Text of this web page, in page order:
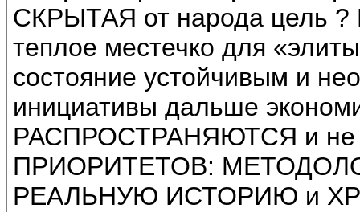
СКРЫТАЯ от народа цель ?
теплое местечко для
состояние устойчивым и
инициативы дальше
РАСПРОСТРАНЯЮТСЯ и не
ПРИОРИТЕТОВ:
РЕАЛЬНУЮ ИСТОРИЮ и